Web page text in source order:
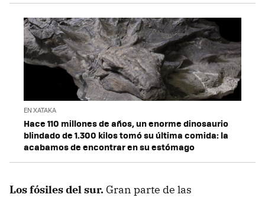
EN XATAKA
Hace 110 millones de años, un enorme dinosaurio
blindado de 1.300 kilos tomó su última comida: la
acabamos de encontrar en su estómago
Los fósiles del sur. Gran parte de las